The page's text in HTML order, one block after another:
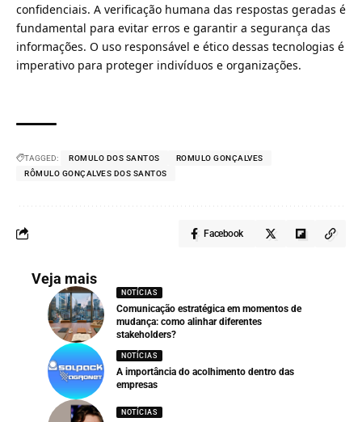
confidenciais. A verificação humana das respostas geradas é
fundamental para evitar erros e garantir a segurança das
informações. O uso responsável e ético dessas tecnologias é
imperativo para proteger indivíduos e organizações.
TAGGED: ROMULO DOS SANTOS
ROMULO GONÇALVES
RÔMULO GONÇALVES DOS SANTOS
Facebook
Veja mais
NOTÍCIAS
Comunicação estratégica em momentos de
mudança: como alinhar diferentes
stakeholders?
NOTÍCIAS
A importância do acolhimento dentro das
empresas
NOTÍCIAS